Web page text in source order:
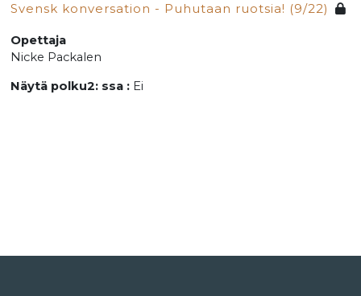
Svensk konversation - Puhutaan ruotsia! (9/22)
Opettaja
Nicke Packalen
Näytä polku2: ssa : Ei